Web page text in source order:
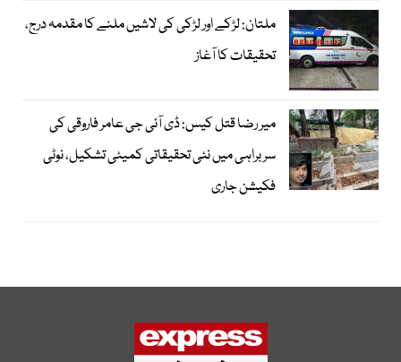
ملتان: لڑکے اور لڑکی کی لاشیں ملنے کا مقدمہ درج،
تحقیقات کا آغاز
میر رضا قتل کیس: ڈی آئی جی عامر فاروقی کی
سربراہی میں نئی تحقیقاتی کمیٹی تشکیل، نوٹی
فکیشن جاری